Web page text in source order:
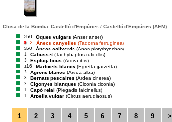
Closa de la Bomba, Castelló d'Empúries / Castelló d'Empúries (AEM)
≥50
Oques vulgars (Anser anser)
2
Ànecs canyelles (Tadorna ferruginea)
≥50
Ànecs collverds (Anas platyrhynchos)
1
Cabusset (Tachybaptus ruficollis)
3
Esplugabous (Ardea ibis)
≥16
Martinets blancs (Egretta garzetta)
3
Agrons blancs (Ardea alba)
3
Bernats pescaires (Ardea cinerea)
2
Cigonyes blanques (Ciconia ciconia)
1
Capó reial (Plegadis falcinellus)
1
Arpella vulgar (Circus aeruginosus)
1 2 3 4 5 6 7 8 9 >